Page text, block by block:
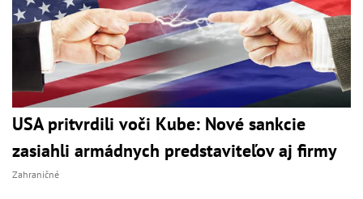
USA pritvrdili voči Kube: Nové sankcie
zasiahli armádnych predstaviteľov aj firmy
Zahraničné